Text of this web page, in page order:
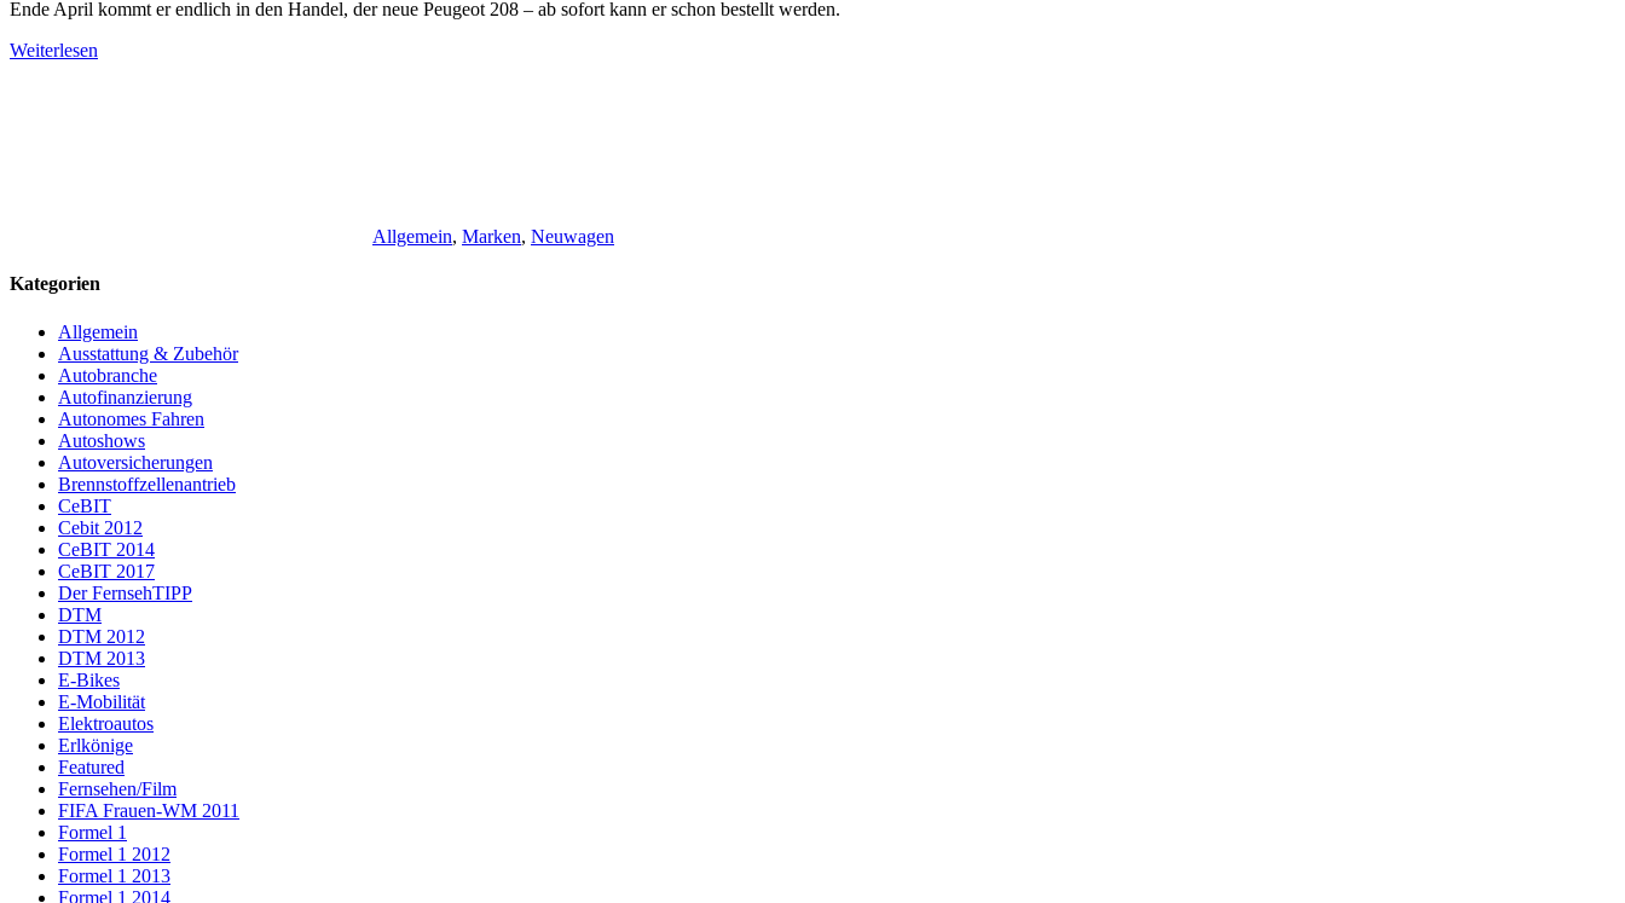
Ende April kommt er endlich in den Handel, der neue Peugeot 208 – ab sofort kann er schon bestellt werden.
Weiterlesen
Allgemein, Marken, Neuwagen
Kategorien
Allgemein
Ausstattung & Zubehör
Autobranche
Autofinanzierung
Autonomes Fahren
Autoshows
Autoversicherungen
Brennstoffzellenantrieb
CeBIT
Cebit 2012
CeBIT 2014
CeBIT 2017
Der FernsehTIPP
DTM
DTM 2012
DTM 2013
E-Bikes
E-Mobilität
Elektroautos
Erlkönige
Featured
Fernsehen/Film
FIFA Frauen-WM 2011
Formel 1
Formel 1 2012
Formel 1 2013
Formel 1 2014